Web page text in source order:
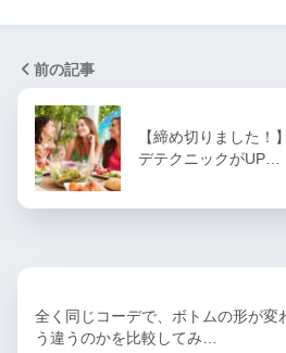
前の記事
【締め切りました！
デテクニックがUP…
全く同じコーデで、ボトムの形が変
う違うのかを比較してみ…